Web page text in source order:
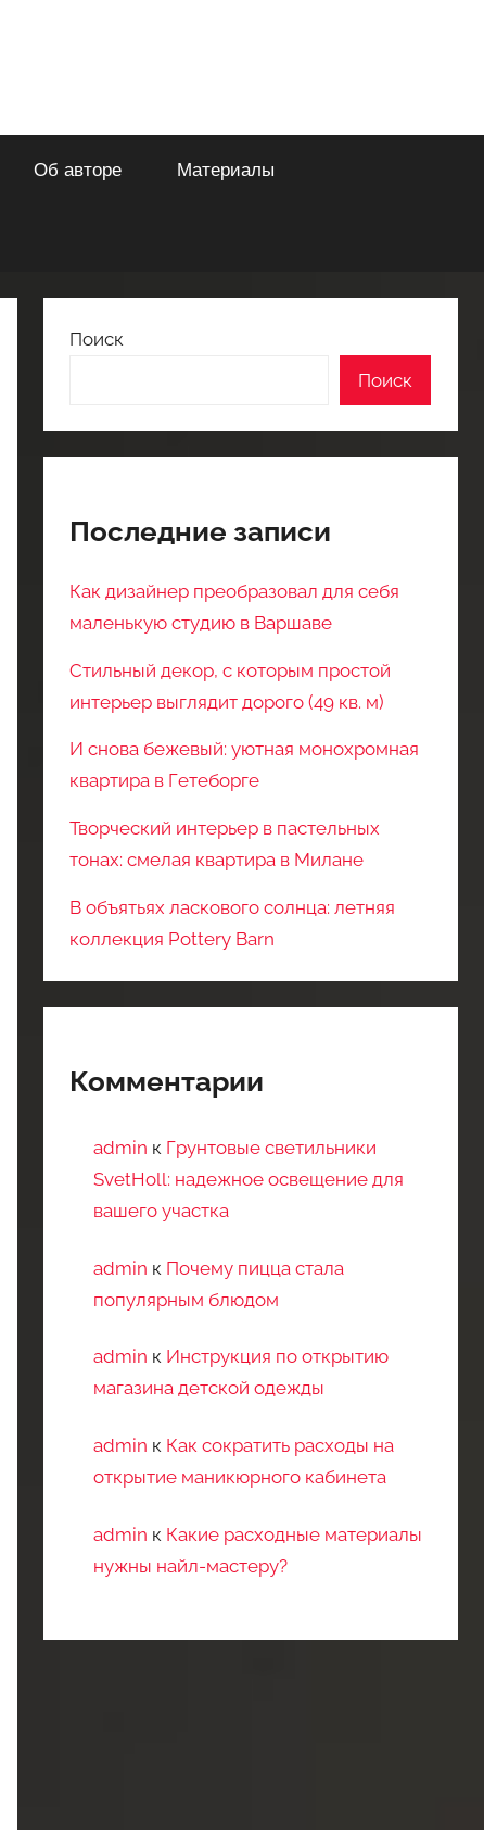
Об авторе Материалы
Поиск
Поиск
Последние записи
Как дизайнер преобразовал для себя
маленькую студию в Варшаве
Стильный декор, с которым простой
интерьер выглядит дорого (49 кв. м)
И снова бежевый: уютная монохромная
квартира в Гетеборге
Творческий интерьер в пастельных
тонах: смелая квартира в Милане
В объятьях ласкового солнца: летняя
коллекция Pottery Barn
Комментарии
admin к Грунтовые светильники
SvetHoll: надежное освещение для
вашего участка
admin к Почему пицца стала
популярным блюдом
admin к Инструкция по открытию
магазина детской одежды
admin к Как сократить расходы на
открытие маникюрного кабинета
admin к Какие расходные материалы
нужны найл-мастеру?